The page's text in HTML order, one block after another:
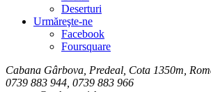
Deserturi
Urmăreşte-ne
Facebook
Foursquare
Cabana Gârbova, Predeal, Cota 1350m,
0739 883 944, 0739 883 966